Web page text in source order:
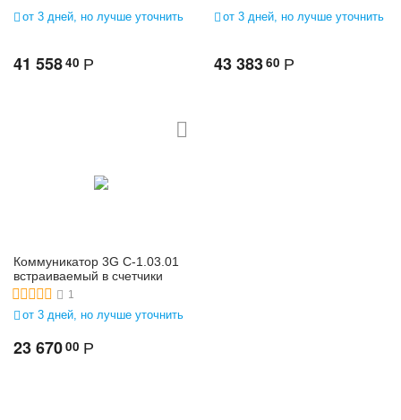
230)/(208-400), 1(2)
от 3 дней, но лучше уточнить
41 55840 Р
230)/(208-400), 1(2)
от 3 дней, но лучше уточнить
43 38360 Р
Коммуникатор 3G С-1.03.01
встраиваемый в счетчики
1
от 3 дней, но лучше уточнить
23 67000 Р